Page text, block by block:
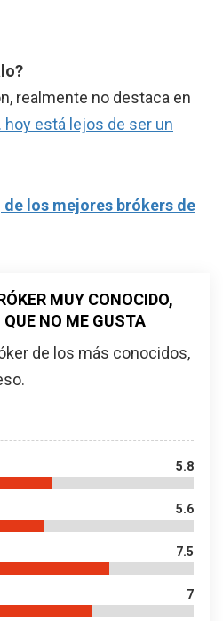
realmente no destaca en
está lejos de ser un
los mejores brókers de
MUY CONOCIDO,
QUE NO ME GUSTA
de los más conocidos,
5.8
5.6
7.5
7